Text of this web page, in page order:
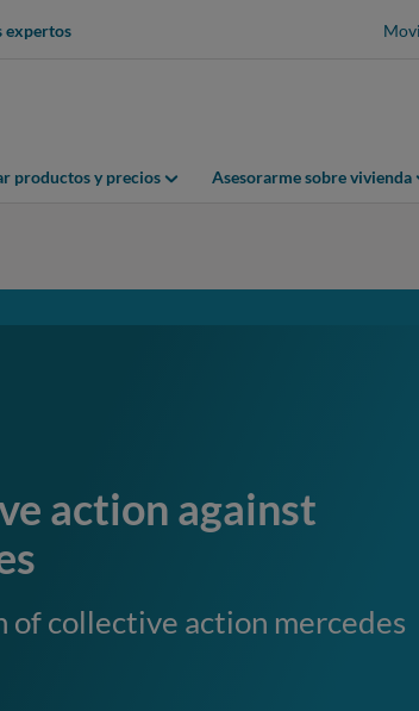
expertos
productos y precios Asesorarme sobre vivienda
action against
of collective action mercedes